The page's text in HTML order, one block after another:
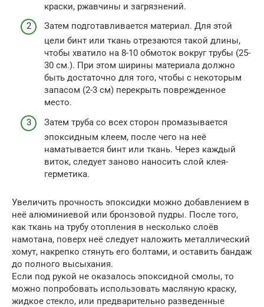
краски, ржавчины и загрязнений.
Затем подготавливается материал. Для этой
цели бинт или ткань отрезаются такой длины,
чтобы хватило на 8-10 обмоток вокруг трубы (25-
30 см.). При этом ширины материала должно
быть достаточно для того, чтобы с некоторым
запасом (2-3 см) перекрыть поврежденное
место.
Затем труба со всех сторон промазывается
эпоксидным клеем, после чего на неё
наматывается бинт или ткань. Через каждый
виток, следует заново наносить слой клея-
герметика.
Увеличить прочность эпоксидки можно добавлением в
неё алюминиевой или бронзовой пудры. После того,
как ткань на трубу отопления в несколько слоёв
намотана, поверх неё следует наложить металлический
хомут, накрепко стянуть его болтами, и оставить бандаж
до полного высыхания.
Если под рукой не оказалось эпоксидной смолы, то
можно попробовать использовать масляную краску,
жидкое стекло, или предварительно разведенные